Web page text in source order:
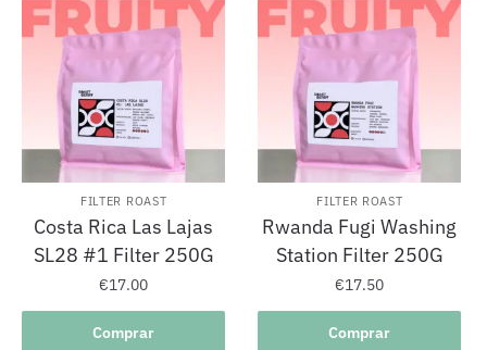
FILTER ROAST
Costa Rica Las Lajas
SL28 #1 Filter 250G
€17.00
Comprar
FILTER ROAST
Rwanda Fugi Washing
Station Filter 250G
€17.50
Comprar